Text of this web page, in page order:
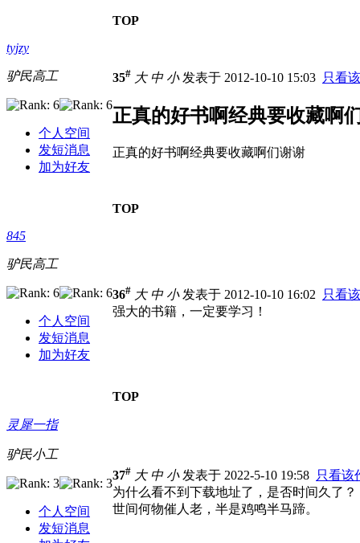
TOP
tyjzy
驴民高工
个人空间
发短消息
加为好友
35# 大 中 小发表于 2012-10-10 15:03 只看
正真的好书啊经典要收藏啊
正真的好书啊经典要收藏啊们谢谢
TOP
845
驴民高工
个人空间
发短消息
加为好友
36# 大 中 小发表于 2012-10-10 16:02
只看
强大的书籍，一定要学习！
TOP
灵犀一指
驴民小工
个人空间
发短消息
37# 大 中 小发表于 2022-5-10 19:58 只看该
为什么看不到下载地址了，是否时间久了？
世间何物催人老，半是鸡鸣半马蹄。